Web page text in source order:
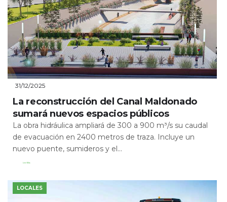
31/12/2025
La reconstrucción del Canal Maldonado
sumará nuevos espacios públicos
La obra hidráulica ampliará de 300 a 900 m³/s su caudal
de evacuación en 2400 metros de traza. Incluye un
nuevo puente, sumideros y el...
Leer Más
LOCALES